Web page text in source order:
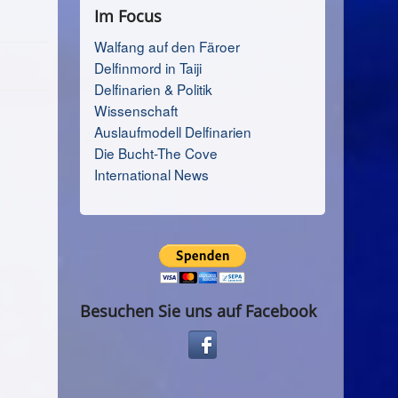
Im Focus
Walfang auf den Färoer
Delfinmord in Taiji
Delfinarien & Politik
Wissenschaft
Auslaufmodell Delfinarien
Die Bucht-The Cove
International News
Besuchen Sie uns auf Facebook